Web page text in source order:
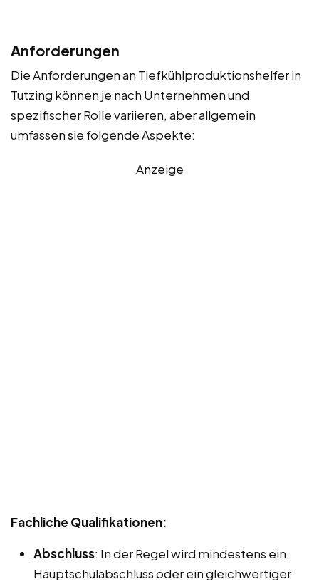
Anforderungen
Die Anforderungen an Tiefkühlproduktionshelfer in
Tutzing können je nach Unternehmen und
spezifischer Rolle variieren, aber allgemein
umfassen sie folgende Aspekte:
Anzeige
Fachliche Qualifikationen:
Abschluss: In der Regel wird mindestens ein
Hauptschulabschluss oder ein gleichwertiger